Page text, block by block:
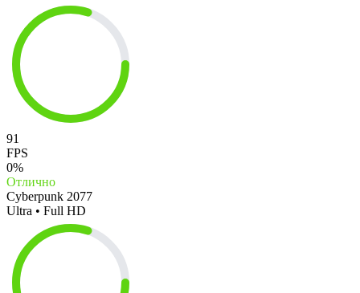
91
FPS
0%
Отлично
Cyberpunk 2077
Ultra • Full HD